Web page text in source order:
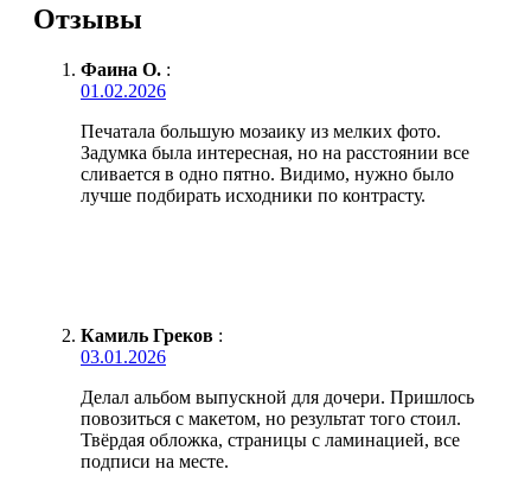
Отзывы
Фаина О. :
01.02.2026
Печатала большую мозаику из мелких фото.
Задумка была интересная, но на расстоянии все
сливается в одно пятно. Видимо, нужно было
лучше подбирать исходники по контрасту.
Камиль Греков :
03.01.2026
Делал альбом выпускной для дочери. Пришлось
повозиться с макетом, но результат того стоил.
Твёрдая обложка, страницы с ламинацией, все
подписи на месте.